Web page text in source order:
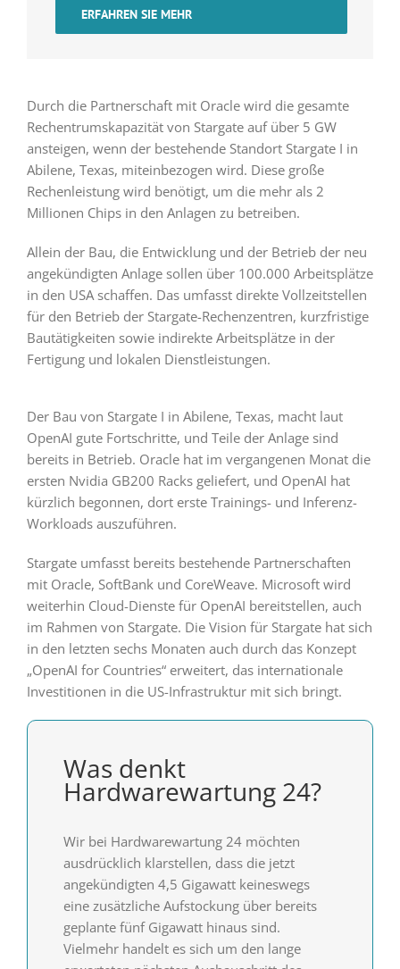
ERFAHREN SIE MEHR
Durch die Partnerschaft mit Oracle wird die gesamte
Rechentrumskapazität von Stargate auf über 5 GW
ansteigen, wenn der bestehende Standort Stargate I in
Abilene, Texas, miteinbezogen wird. Diese große
Rechenleistung wird benötigt, um die mehr als 2
Millionen Chips in den Anlagen zu betreiben.
Allein der Bau, die Entwicklung und der Betrieb der neu
angekündigten Anlage sollen über 100.000 Arbeitsplätze
in den USA schaffen. Das umfasst direkte Vollzeitstellen
für den Betrieb der Stargate-Rechenzentren, kurzfristige
Bautätigkeiten sowie indirekte Arbeitsplätze in der
Fertigung und lokalen Dienstleistungen.
Der Bau von Stargate I in Abilene, Texas, macht laut
OpenAI gute Fortschritte, und Teile der Anlage sind
bereits in Betrieb. Oracle hat im vergangenen Monat die
ersten Nvidia GB200 Racks geliefert, und OpenAI hat
kürzlich begonnen, dort erste Trainings- und Inferenz-
Workloads auszuführen.
Stargate umfasst bereits bestehende Partnerschaften
mit Oracle, SoftBank und CoreWeave. Microsoft wird
weiterhin Cloud-Dienste für OpenAI bereitstellen, auch
im Rahmen von Stargate. Die Vision für Stargate hat sich
in den letzten sechs Monaten auch durch das Konzept
„OpenAI for Countries“ erweitert, das internationale
Investitionen in die US-Infrastruktur mit sich bringt.
Was denkt
Hardwarewartung 24?
Wir bei Hardwarewartung 24 möchten
ausdrücklich klarstellen, dass die jetzt
angekündigten 4,5 Gigawatt keineswegs
eine zusätzliche Aufstockung über bereits
geplante fünf Gigawatt hinaus sind.
Vielmehr handelt es sich um den lange